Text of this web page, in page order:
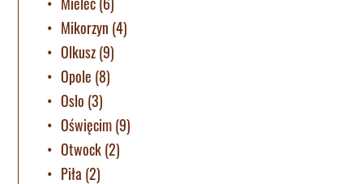
Mikorzyn (4)
Olkusz(9)
Opole (8)
Oslo (3)
Oświęcim(9)
Otwock(2)
Piła (2)